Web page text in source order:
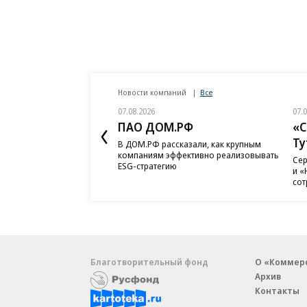
Новости компаний Все
07.08.2026
ПАО ДОМ.РФ
В ДОМ.РФ рассказали, как крупным
компаниям эффективно реализовывать
ESG-стратегию
и
Благотворительный фонд
О
Архив
Контакты